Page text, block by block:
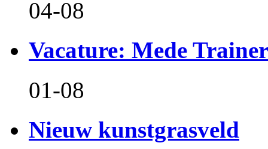
04-08
Vacature: Mede
01-08
Nieuw kunstgrasveld